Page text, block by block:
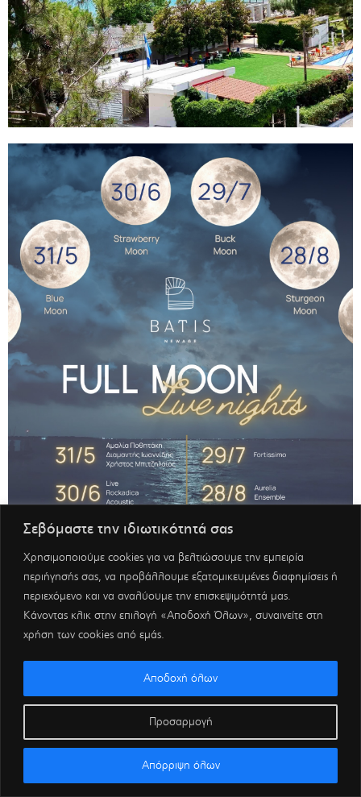
Σεβόμαστε την ιδιωτικότητά σας
Χρησιμοποιούμε cookies για να βελτιώσουμε την εμπειρία
περιήγησής σας, να προβάλλουμε εξατομικευμένες διαφημίσεις ή
περιεχόμενο και να αναλύουμε την επισκεψιμότητά μας.
Κάνοντας κλικ στην επιλογή «Αποδοχή Όλων», συναινείτε στη
χρήση των cookies από εμάς.
Προσαρμογή
Απόρριψη όλων
Αποδοχή όλων